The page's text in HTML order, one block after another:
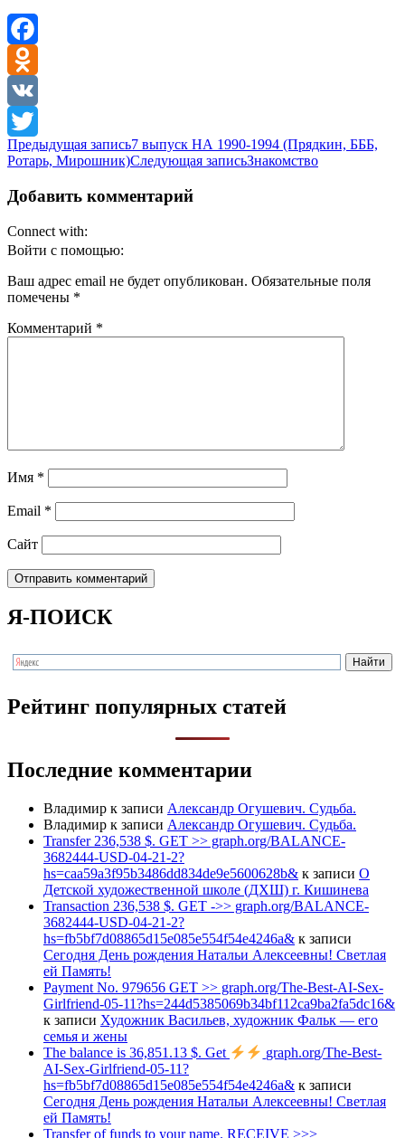
Facebook
Odnoklassniki
VK
Twitter
Навигация
по
записям
Предыдущая запись7 выпуск НА 1990-1994 (Прядкин, БББ,
Ротарь, Мирошник)Следующая записьЗнакомство
Добавить комментарий
Connect with:
Войти с помощью:
Ваш адрес email не будет опубликован. Обязательные поля
помечены *
Комментарий *
Имя *
Email *
Сайт
Я-ПОИСК
Рейтинг популярных статей
Последние комментарии
Владимир к записи Александр Огушевич. Судьба.
Владимир к записи Александр Огушевич. Судьба.
Transfer 236,538 $. GET >> graph.org/BALANCE-
3682444-USD-04-21-2?
hs=caa59a3f95b3486dd834de9e5600628b& к записи О
Детской художественной школе (ДХШ) г. Кишинева
Transaction 236,538 $. GET ->> graph.org/BALANCE-
3682444-USD-04-21-2?
hs=fb5bf7d08865d15e085e554f54e4246a& к записи
Сегодня День рождения Натальи Алексеевны! Светлая
ей Память!
Payment No. 979656 GET >> graph.org/The-Best-AI-Sex-
Girlfriend-05-11?hs=244d5385069b34bf112ca9ba2fa5dc16&
к записи Художник Васильев, художник Фальк — его
семья и жены
The balance is 36,851.13 $. Get
graph.org/The-Best-
AI-Sex-Girlfriend-05-11?
hs=fb5bf7d08865d15e085e554f54e4246a& к записи
Сегодня День рождения Натальи Алексеевны! Светлая
ей Память!
Transfer of funds to your name. RECEIVE >>>